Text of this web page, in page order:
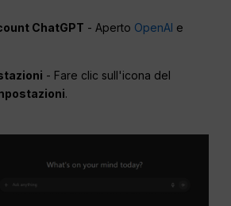
ChatGPT - Aperto OpenAI e
- Fare clic sull'icona del
.